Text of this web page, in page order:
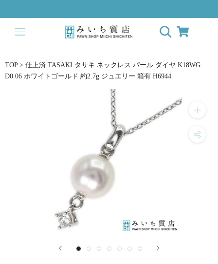
to
content
TOP > 仕上済 TASAKI タサキ ネックレス パール ダイヤ K18WG
D0.06 ホワイトゴールド 約2.7g ジュエリー 箱有 H6944